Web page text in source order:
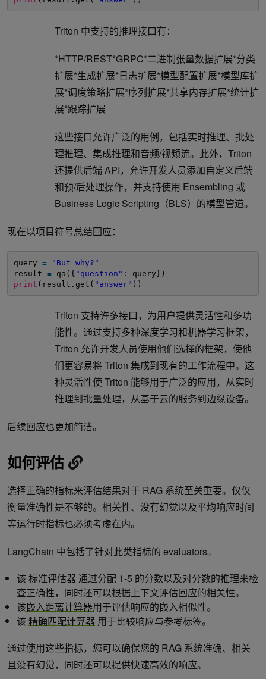
Triton 中支持的推理接口有：
*HTTP/REST*GRPC*二进制张量数据扩展*分类
扩展*生成扩展*日志扩展*模型配置扩展*模型库扩
展*调度策略扩展*序列扩展*共享内存扩展*统计扩
展*跟踪扩展
这些接口允许广泛的用例，包括实时推理、批处
理推理、集成推理和音频/视频流。此外，Triton
还提供后端 API，允许开发人员添加自定义后端
和预/后处理操作，并支持使用 Ensembling 或
Business Logic Scripting（BLS）的模型管道。
现在以项目符号总结回应：
query =
"But why?"
result = qa({ "question" : query})
print (result.get( "answer" ))
Triton 支持许多接口，为用户提供灵活性和多功
能性。通过支持多种深度学习和机器学习框架，
Triton 允许开发人员使用他们选择的框架，使他
们更容易将 Triton 集成到现有的工作流程中。这
种灵活性使 Triton 能够用于广泛的应用，从实时
推理到批量处理，从基于云的服务到边缘设备。
后续回应也更加简洁。
如何评估
选择正确的指标来评估结果对于 RAG 系统至关重要。仅仅
衡量准确性是不够的。相关性、没有幻觉以及平均响应时间
等运行时指标也必须考虑在内。
LangChain 中包括了针对此类指标的 evaluators。
该 标准评估器通过分配 1-5 的分数以及对分数的推理来检
查正确性，同时还可以根据上下文评估回应的相关性。
该嵌入距离计算器用于评估响应的嵌入相似性。
该 精确匹配计算器 用于比较响应与参考标签。
通过使用这些指标，您可以确保您的 RAG 系统准确、相关
且没有幻觉，同时还可以提供快速高效的响应。